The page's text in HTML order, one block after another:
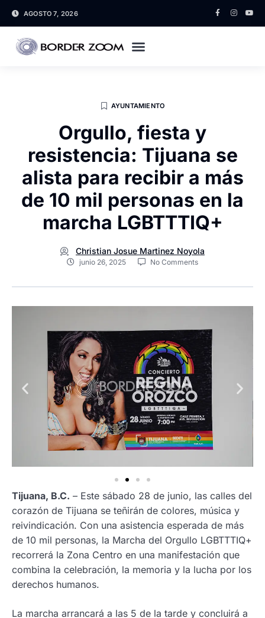
AGOSTO 7, 2026
AYUNTAMIENTO
Orgullo, fiesta y
resistencia: Tijuana se
alista para recibir a más
de 10 mil personas en la
marcha LGBTTTIQ+
Christian Josue Martinez Noyola
junio 26, 2025 No Comments
Tijuana, B.C. – Este sábado 28 de junio, las calles del
corazón de Tijuana se teñirán de colores, música y
reivindicación. Con una asistencia esperada de más
de 10 mil personas, la Marcha del Orgullo LGBTTTIQ+
recorrerá la Zona Centro en una manifestación que
combina la celebración, la memoria y la lucha por los
derechos humanos.
La marcha arrancará a las 5 de la tarde y concluirá a